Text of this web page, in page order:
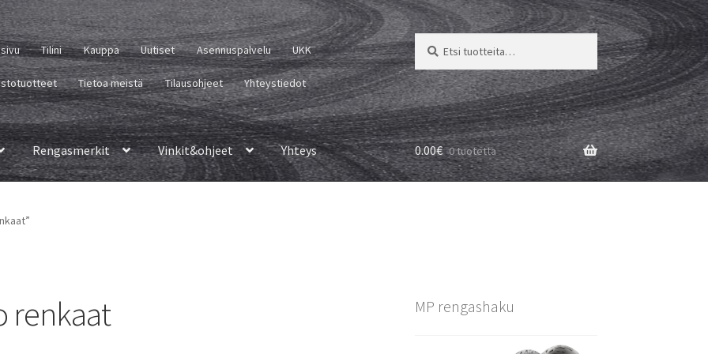
Tilini Kauppa Uutiset Asennuspalvelu UKK
Tietoa meistä Tilausohjeet Yhteystiedot
Etsi:
Haku
Rengasmerkit Vinkit&ohjeet Yhteys 0.00€ 0 tuotetta
renkaat MP rengashaku